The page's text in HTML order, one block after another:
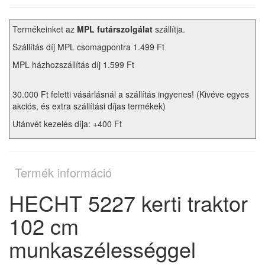
Termékeinket az MPL futárszolgálat szállítja.
Szállítás díj MPL csomagpontra 1.499 Ft
MPL házhozszállítás díj 1.599 Ft
30.000 Ft feletti vásárlásnál a szállítás ingyenes! (Kivéve egyes
akciós, és extra szállítási díjas termékek)
Utánvét kezelés díja: +400 Ft
Termék információ
HECHT 5227 kerti traktor
102 cm
munkaszélességgel